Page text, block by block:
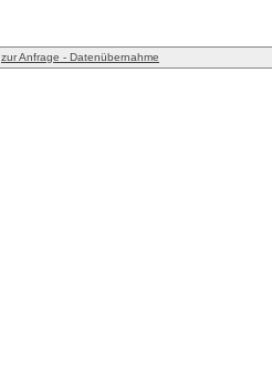
zur Anfrage - Datenübernahme